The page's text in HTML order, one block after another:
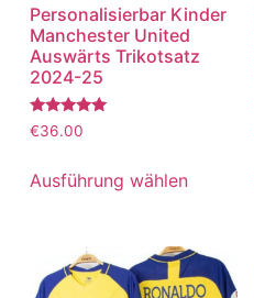
Personalisierbar Kinder
Manchester United
Auswärts Trikotsatz
2024-25
Bewertet
mit
von 5
€36.00
Ausführung wählen